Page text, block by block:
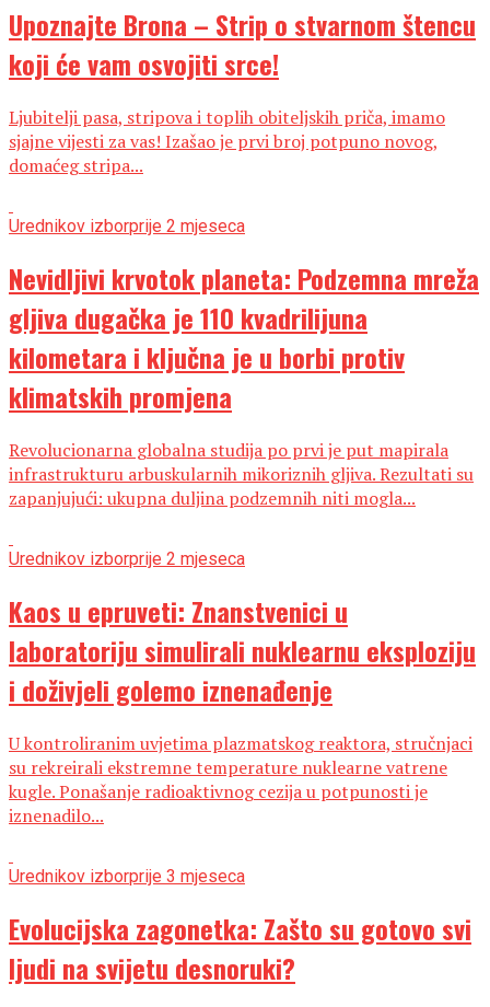
Upoznajte Brona – Strip o stvarnom štencu
koji će vam osvojiti srce!
Ljubitelji pasa, stripova i toplih obiteljskih priča, imamo
sjajne vijesti za vas! Izašao je prvi broj potpuno novog,
domaćeg stripa...
Urednikov izborprije 2 mjeseca
Nevidljivi krvotok planeta: Podzemna mreža
gljiva dugačka je 110 kvadrilijuna
kilometara i ključna je u borbi protiv
klimatskih promjena
Revolucionarna globalna studija po prvi je put mapirala
infrastrukturu arbuskularnih mikoriznih gljiva. Rezultati su
zapanjujući: ukupna duljina podzemnih niti mogla...
Urednikov izborprije 2 mjeseca
Kaos u epruveti: Znanstvenici u
laboratoriju simulirali nuklearnu eksploziju
i doživjeli golemo iznenađenje
U kontroliranim uvjetima plazmatskog reaktora, stručnjaci
su rekreirali ekstremne temperature nuklearne vatrene
kugle. Ponašanje radioaktivnog cezija u potpunosti je
iznenadilo...
Urednikov izborprije 3 mjeseca
Evolucijska zagonetka: Zašto su gotovo svi
ljudi na svijetu desnoruki?